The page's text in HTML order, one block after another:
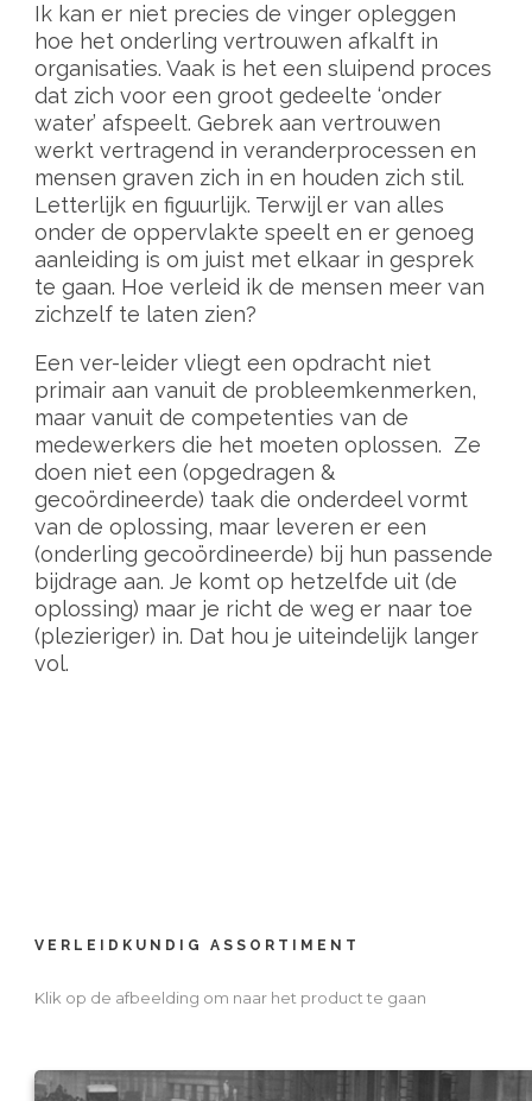
Ik kan er niet precies de vinger opleggen
hoe het onderling vertrouwen afkalft in
organisaties. Vaak is het een sluipend proces
dat zich voor een groot gedeelte ‘onder
water’ afspeelt. Gebrek aan vertrouwen
werkt vertragend in veranderprocessen en
mensen graven zich in en houden zich stil.
Letterlijk en figuurlijk. Terwijl er van alles
onder de oppervlakte speelt en er genoeg
aanleiding is om juist met elkaar in gesprek
te gaan. Hoe verleid ik de mensen meer van
zichzelf te laten zien?
Een ver-leider vliegt een opdracht niet
primair aan vanuit de probleemkenmerken,
maar vanuit de competenties van de
medewerkers die het moeten oplossen. Ze
doen niet een (opgedragen &
gecoördineerde) taak die onderdeel vormt
van de oplossing, maar leveren er een
(onderling gecoördineerde) bij hun passende
bijdrage aan. Je komt op hetzelfde uit (de
oplossing) maar je richt de weg er naar toe
(plezieriger) in. Dat hou je uiteindelijk langer
vol.
VERLEIDKUNDIG ASSORTIMENT
Klik op de afbeelding om naar het product te gaan